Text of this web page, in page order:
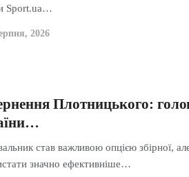
Sport.ua…
2026
Плотницького:
став важливою опцією збірної,
значно ефективніше…